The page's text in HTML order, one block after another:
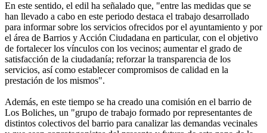
En este sentido, el edil ha señalado que, "entre las medidas que se
han llevado a cabo en este periodo destaca el trabajo desarrollado
para informar sobre los servicios ofrecidos por el ayuntamiento y por
el área de Barrios y Acción Ciudadana en particular, con el objetivo
de fortalecer los vínculos con los vecinos; aumentar el grado de
satisfacción de la ciudadanía; reforzar la transparencia de los
servicios, así como establecer compromisos de calidad en la
prestación de los mismos".
Además, en este tiempo se ha creado una comisión en el barrio de
Los Boliches, un "grupo de trabajo formado por representantes de
distintos colectivos del barrio para canalizar las demandas vecinales